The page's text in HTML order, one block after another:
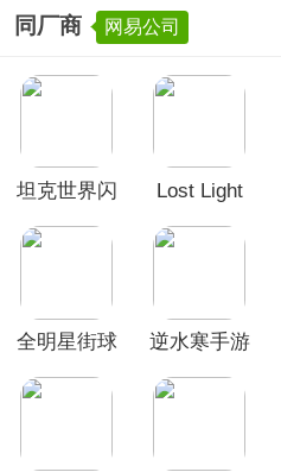
同厂商 网易公司
坦克世界闪
Lost Light
全明星街球
逆水寒手游